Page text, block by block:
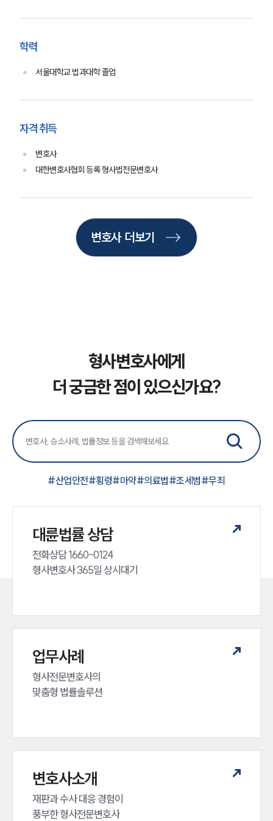
업무사례
업무분야
전체
구성원 소개
언론보도
공지사항
법률서식
뉴스레터/브로슈어
대륜법률상담예약
학력
서울대학교 법과대학 졸업
자격 취득
변호사
대한변호사협회 등록 형사법전문변호사
변호사 더보기
형사변호사에게
더 궁금한 점이 있으신가요?
#산업안전#횡령#마약#의료법#조세범#무죄
대륜법률 상담
전화상담 1660-0124
형사변호사 365일 상시대기
업무사례
형사전문변호사의
맞춤형 법률솔루션
변호사소개
재판과 수사 대응 경험이
풍부한 형사전문변호사